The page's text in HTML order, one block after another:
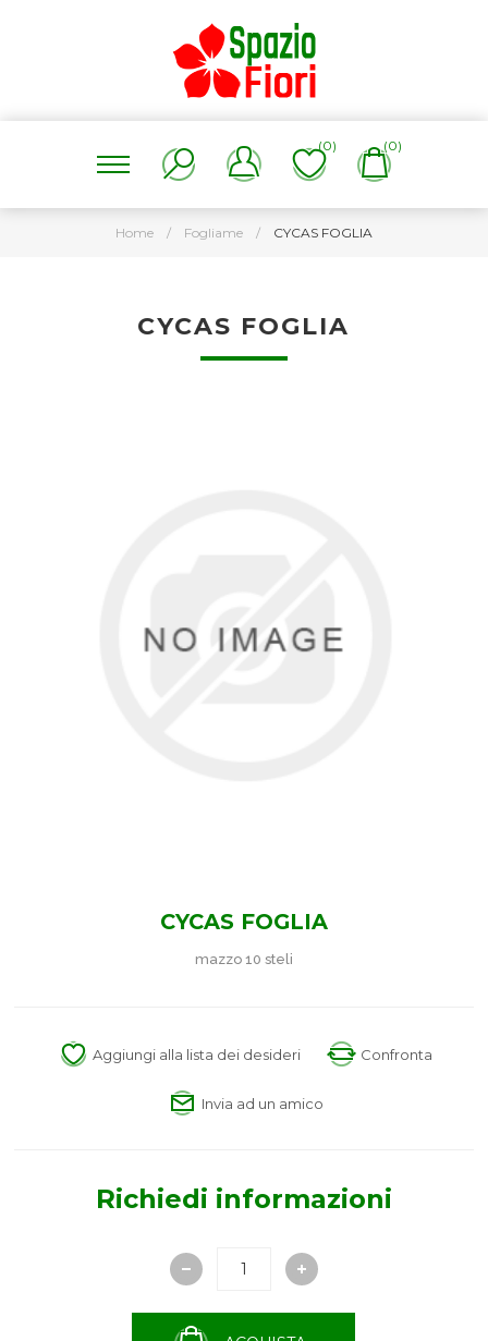
(0) (0)
Home / Fogliame / CYCAS FOGLIA
CYCAS FOGLIA
CYCAS FOGLIA
mazzo 10 steli
Aggiungi alla lista dei desideri Confronta
Invia ad un amico
Richiedi informazioni